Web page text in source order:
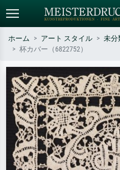
作家名・作品名・スタイルで検索
– 例：モネ、星月夜、印象派、北
斎の波、ヌード。
ホーム アート スタイル 未分
杯カバー（6822752）